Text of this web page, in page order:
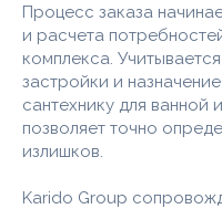
Процесс заказа
и расчета
комплекса.
застройки и
сантехнику для ванной
позволяет точно
излишков.
Karido Group